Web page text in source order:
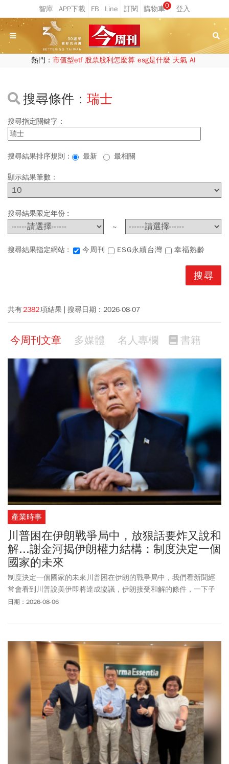
0
熱門： 市值型etf 股票股利怎麼算 esg是什麼 天氣 AI
搜尋條件： 瑞士
搜尋指定關鍵字：
搜尋結果排序規則： 最新 最相關
顯示結果筆數：
搜尋結果限定年份 :
~
搜尋結果指定網站 : 今周刊 ESG永續台灣 幸福熟齡
共有2382項結果 搜尋日期： 2026-08-07
今周刊文章 多媒體 名人專欄 書籍
產業時事
川普困在伊朗戰爭局中，放狠話要炸又說和
解...謝金河揭伊朗權力結構：制度決定一個
國家的未來
制度決定一個國家的未來川普困在伊朗的戰爭局中，我們看新聞經
常會看到川普說美伊即將達成協議，伊朗接受和解的條件，一下子
又放狠話要炸爛伊朗！川普反反覆覆，不知道要相信誰？
日期：2026-08-06